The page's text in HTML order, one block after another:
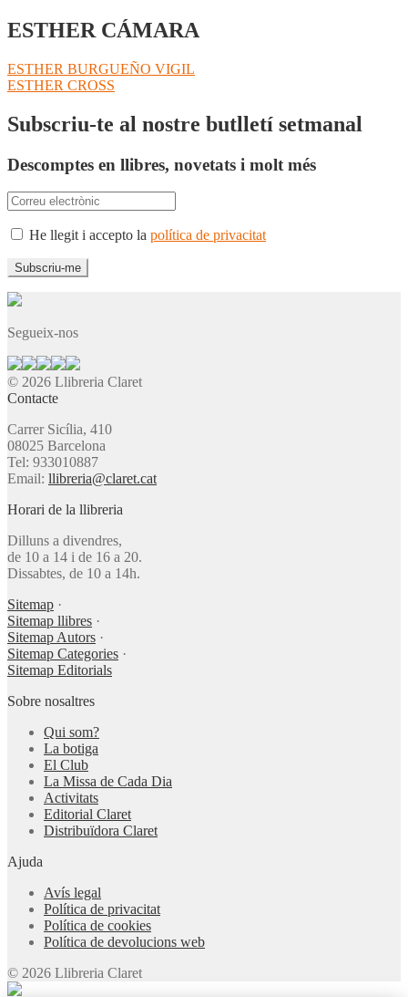
ESTHER CÁMARA
Navegació
d'entrades
Entrada
anterior:
ESTHER BURGUEÑO VIGIL
Pròxima
ESTHER CROSS
Subscriu-te al nostre butlletí setmanal
Descomptes en llibres, novetats i molt més
He llegit i accepto la política de privacitat
Segueix-nos
© 2026 Llibreria Claret
Contacte
Carrer Sicília, 410
08025 Barcelona
Tel: 933010887
Email: llibreria@claret.cat
Horari de la llibreria
Dilluns a divendres,
de 10 a 14 i de 16 a 20.
Dissabtes, de 10 a 14h.
Sitemap ·
Sitemap llibres ·
Sitemap Autors ·
Sitemap Categories ·
Sitemap Editorials
Sobre nosaltres
Qui som?
La botiga
El Club
La Missa de Cada Dia
Activitats
Editorial Claret
Distribuïdora Claret
Ajuda
Avís legal
Política de privacitat
Política de cookies
Política de devolucions web
© 2026 Llibreria Claret